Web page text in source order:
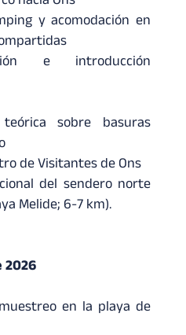
y acomodación en
e introducción
teórica sobre basuras
de Visitantes de Ons
del sendero norte
Melide; 6-7 km).
2026
en la playa de